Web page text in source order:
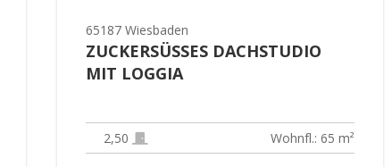
65187 Wiesbaden
ZUCKERSÜSSES DACHSTUDIO
MIT LOGGIA
2,50 Wohnfl.: 65 m²